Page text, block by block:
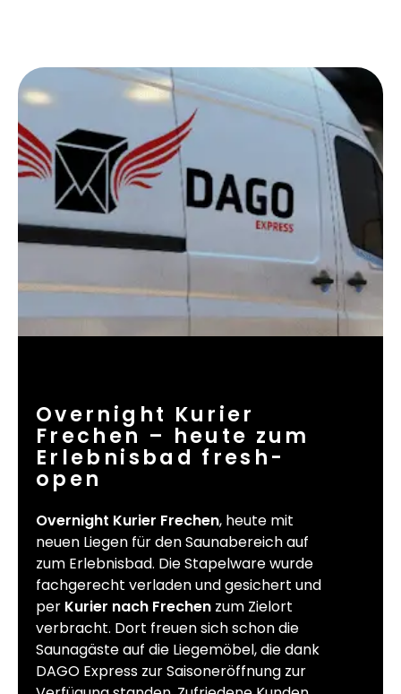
Overnight Kurier
Frechen – heute zum
Erlebnisbad fresh-
open
Overnight Kurier Frechen, heute mit
neuen Liegen für den Saunabereich auf
zum Erlebnisbad. Die Stapelware wurde
fachgerecht verladen und gesichert und
per Kurier nach Frechen zum Zielort
verbracht. Dort freuen sich schon die
Saunagäste auf die Liegemöbel, die dank
DAGO Express zur Saisoneröffnung zur